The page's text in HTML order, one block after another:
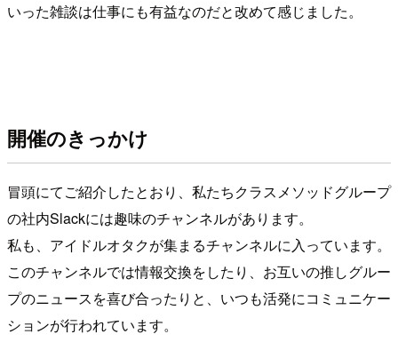
いった雑談は仕事にも有益なのだと改めて感じました。
開催のきっかけ
冒頭にてご紹介したとおり、私たちクラスメソッドグループ
の社内Slackには趣味のチャンネルがあります。
私も、アイドルオタクが集まるチャンネルに入っています。
このチャンネルでは情報交換をしたり、お互いの推しグルー
プのニュースを喜び合ったりと、いつも活発にコミュニケー
ションが行われています。